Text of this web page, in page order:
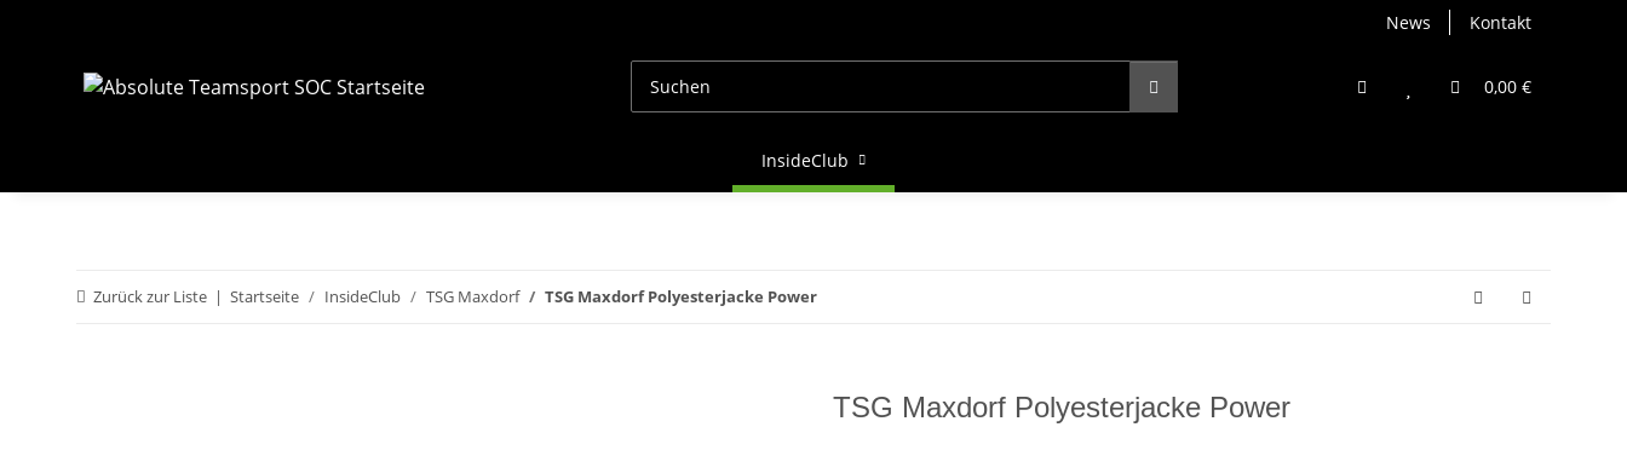
News Kontakt
0,00 €
InsideClub
Zurück zur Liste Startseite InsideClub TSG Maxdorf TSG Maxdorf Polyesterjacke Power
TSG Maxdorf Polyesterjacke Power